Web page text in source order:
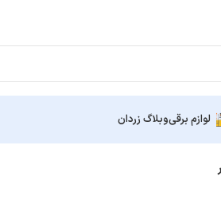
لوازم برقیوبلاگ زردان